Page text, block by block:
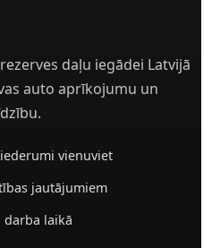
daļu iegādei Latvijā
auto aprīkojumu un
vienuviet
jautājumiem
darba laikā